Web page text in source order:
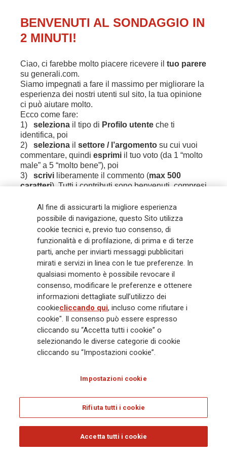
Al fine di assicurarti la migliore esperienza
possibile di navigazione, questo Sito utilizza
cookie tecnici e, previo tuo consenso, di
funzionalità e di profilazione, di prima e di terze
parti, anche per inviarti messaggi pubblicitari
mirati e servizi in linea con le tue preferenze. In
qualsiasi momento è possibile revocare il
consenso, modificare le preferenze e ottenere
informazioni dettagliate sull’utilizzo dei
cookiecliccando qui, incluso come rifiutare i
cookie". Il consenso può essere espresso
cliccando su “Accetta tutti i cookie” o
selezionando le diverse categorie di cookie
cliccando su “Impostazioni cookie”.
Impostazioni cookie
Rifiuta tutti i cookie
Accetta tutti i cookie